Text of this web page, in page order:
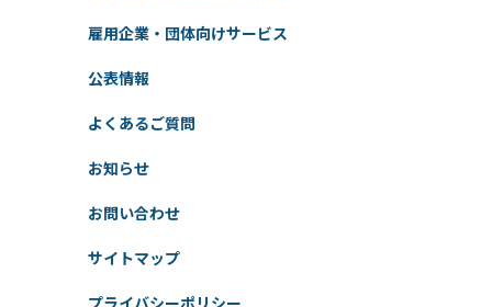
雇用企業・団体向けサービス
公表情報
よくあるご質問
お知らせ
お問い合わせ
サイトマップ